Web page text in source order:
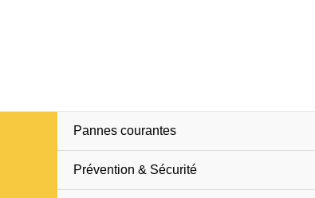
Pannes courantes
Prévention & Sécurité